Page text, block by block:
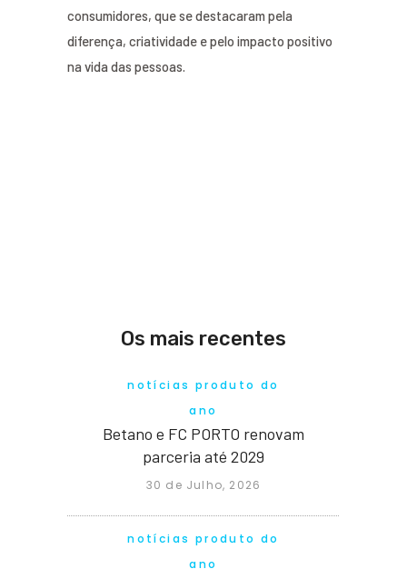
consumidores, que se destacaram pela
diferença, criatividade e pelo impacto positivo
na vida das pessoas.
Os mais recentes
notícias produto do
ano
Betano e FC PORTO renovam
parceria até 2029
30 de Julho, 2026
notícias produto do
ano